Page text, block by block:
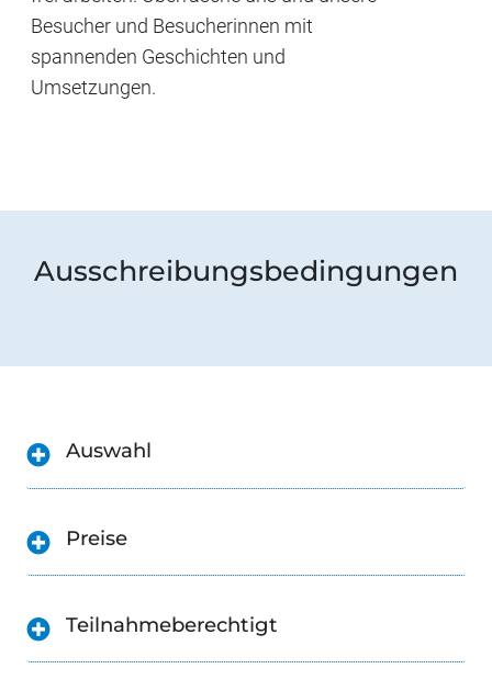
Besucher und Besucherinnen mit
spannenden Geschichten und
Umsetzungen.
Ausschreibungsbedingungen
Auswahl
Preise
Teilnahmeberechtigt